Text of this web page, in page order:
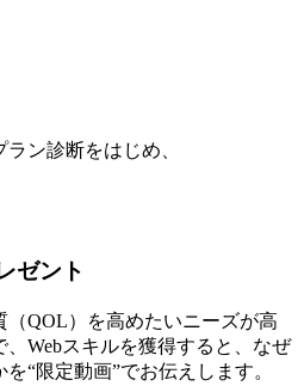
ン診断をはじめ、
ゼント
QOL）を高めたいニーズが高
Webスキルを獲得すると、なぜ
“限定動画”でお伝えします。